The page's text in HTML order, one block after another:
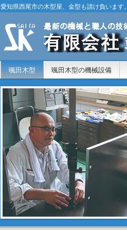
愛知県西尾市の木型屋、金型も請け負います。
颯田木型 颯田木型の機械設備